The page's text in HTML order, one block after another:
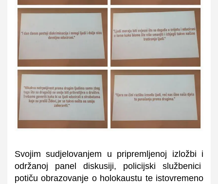
Svojim sudjelovanjem u pripremljenoj izložbi i
održanoj panel diskusiji, policijski službenici
potiču obrazovanje o holokaustu te istovremeno